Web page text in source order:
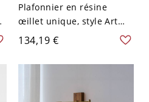
Plafonnier en résine
œillet unique, style Art
déco, LED &
incandescent/fluorescent,
monté sur cordon, inclut
134,19 €